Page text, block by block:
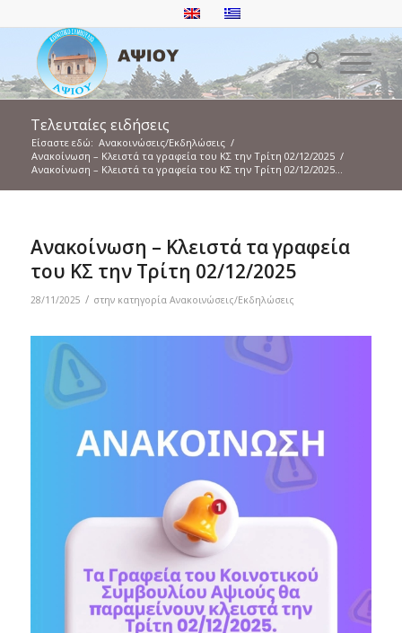
Τελευταίες ειδήσεις
Είσαστε εδώ: Ανακοινώσεις/Εκδηλώσεις /
Ανακοίνωση – Κλειστά τα γραφεία του ΚΣ την Τρίτη 02/12/2025 /
Ανακοίνωση – Κλειστά τα γραφεία του ΚΣ την Τρίτη 02/12/2025...
Ανακοίνωση – Κλειστά τα γραφεία
του ΚΣ την Τρίτη 02/12/2025
28/11/2025 / στην κατηγορία Ανακοινώσεις/Εκδηλώσεις